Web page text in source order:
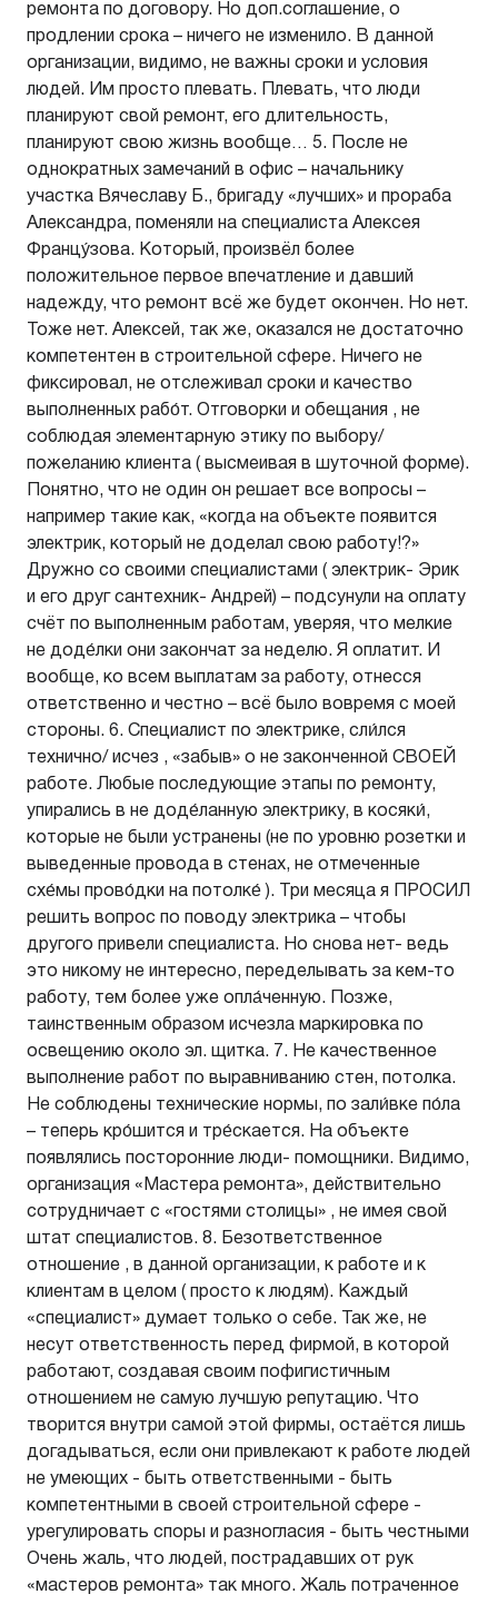
ремонта по договору. Но доп.соглашение, о
продлении срока – ничего не изменило. В данной
организации, видимо, не важны сроки и условия
людей. Им просто плевать. Плевать, что люди
планируют свой ремонт, его длительность,
планируют свою жизнь вообще… 5. После не
однократных замечаний в офис – начальнику
участка Вячеславу Б., бригаду «лучших» и прораба
Александра, поменяли на специалиста Алексея
Францу́зова. Который, произвёл более
положительное первое впечатление и давший
надежду, что ремонт всё же будет окончен. Но нет.
Тоже нет. Алексей, так же, оказался не достаточно
компетентен в строительной сфере. Ничего не
фиксировал, не отслеживал сроки и качество
выполненных рабо́т. Отговорки и обещания , не
соблюдая элементарную этику по выбору/
пожеланию клиента ( высмеивая в шуточной форме).
Понятно, что не один он решает все вопросы –
например такие как, «когда на объекте появится
электрик, который не доделал свою работу!?»
Дружно со своими специалистами ( электрик- Эрик
и его друг сантехник- Андрей) – подсунули на оплату
счёт по выполненным работам, уверяя, что мелкие
не доде́лки они закончат за неделю. Я оплатит. И
вообще, ко всем выплатам за работу, отнесся
ответственно и честно – всё было вовремя с моей
стороны. 6. Специалист по электрике, сли́лся
технично/ исчез , «забыв» о не законченной СВОЕЙ
работе. Любые последующие этапы по ремонту,
упирались в не доде́ланную электрику, в косяки́,
которые не были устранены (не по уровню розетки и
выведенные провода в стенах, не отмеченные
схе́мы прово́дки на потолке́ ). Три месяца я ПРОСИЛ
решить вопрос по поводу электрика – чтобы
другого привели специалиста. Но снова нет- ведь
это никому не интересно, переделывать за кем-то
работу, тем более уже опла́ченную. Позже,
таинственным образом исчезла маркировка по
освещению около эл. щитка. 7. Не качественное
выполнение работ по выравниванию стен, потолка.
Не соблюдены технические нормы, по зали́вке по́ла
– теперь кро́шится и тре́скается. На объекте
появлялись посторонние люди- помощники. Видимо,
организация «Мастера ремонта», действительно
сотрудничает с «гостями столицы» , не имея свой
штат специалистов. 8. Безответственное
отношение , в данной организации, к работе и к
клиентам в целом ( просто к людям). Каждый
«специалист» думает только о себе. Так же, не
несут ответственность перед фирмой, в которой
работают, создавая своим пофигистичным
отношением не самую лучшую репутацию. Что
творится внутри самой этой фирмы, остаётся лишь
догадываться, если они привлекают к работе людей
не умеющих - быть ответственными - быть
компетентными в своей строительной сфере -
урегулировать споры и разногласия - быть честными
Очень жаль, что людей, пострадавших от рук
«мастеров ремонта» так много. Жаль потраченное